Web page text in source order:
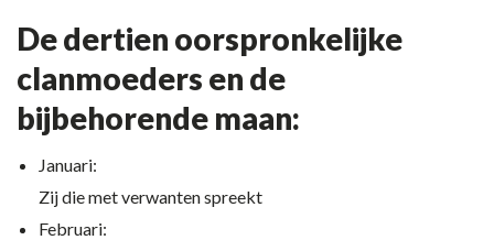
De dertien oorspronkelijke
clanmoeders en de
bijbehorende maan:
Januari:
Zij die met verwanten spreekt
Februari: